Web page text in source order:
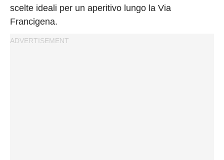
scelte ideali per un aperitivo lungo la Via
Francigena.